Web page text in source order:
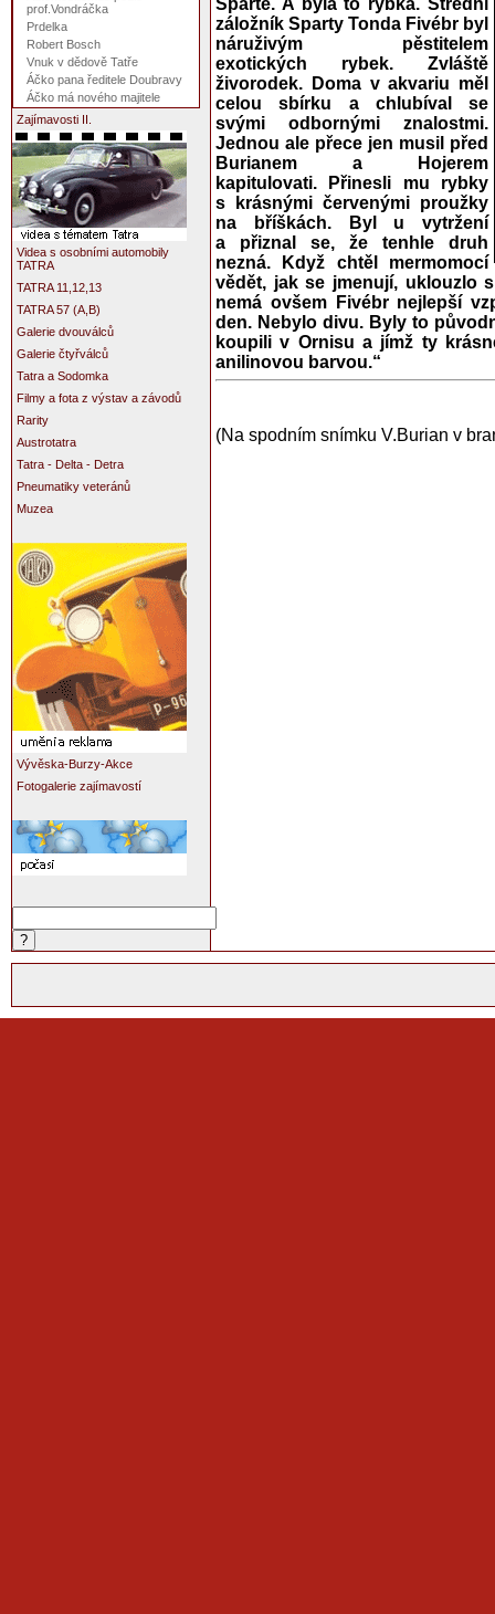
prof.Vondráčka
Prdelka
Robert Bosch
Vnuk v dědově Tatře
Áčko pana ředitele Doubravy
Áčko má nového majitele
Zajímavosti II.
Videa s osobními automobily
TATRA
TATRA 11,12,13
TATRA 57 (A,B)
Galerie dvouválců
Galerie čtyřválců
Tatra a Sodomka
Filmy a fota z výstav a závodů
Rarity
Austrotatra
Tatra - Delta - Detra
Pneumatiky veteránů
Muzea
Vývěska-Burzy-Akce
Fotogalerie zajímavostí
Spartě. A byla to rybka. Střední
záložník Sparty Tonda Fivébr byl
náruživým pěstitelem
exotických rybek. Zvláště
živorodek. Doma v akvariu měl
celou sbírku a chlubíval se
svými odbornými znalostmi.
Jednou ale přece jen musil před
Burianem a Hojerem
kapitulovati. Přinesli mu rybky
s krásnými červenými proužky
na bříškách. Byl u vytržení
a přiznal se, že tenhle druh
nezná. Když chtěl mermomocí
vědět, jak se jmenují, uklouzlo
nemá ovšem Fivébr nejlepší
den. Nebylo divu. Byly to
koupili v Ornisu a jímž ty
anilinovou barvou.“
(Na spodním snímku V.Burian v